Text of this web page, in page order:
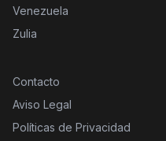
Venezuela
Zulia
Contacto
Aviso Legal
Políticas de Privacidad